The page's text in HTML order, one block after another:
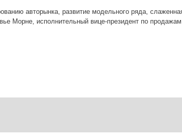
авторынка, развитие модельного ряда,
Морне, исполнительный вице-президент по